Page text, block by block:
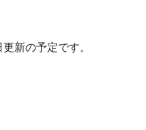
新の予定です。